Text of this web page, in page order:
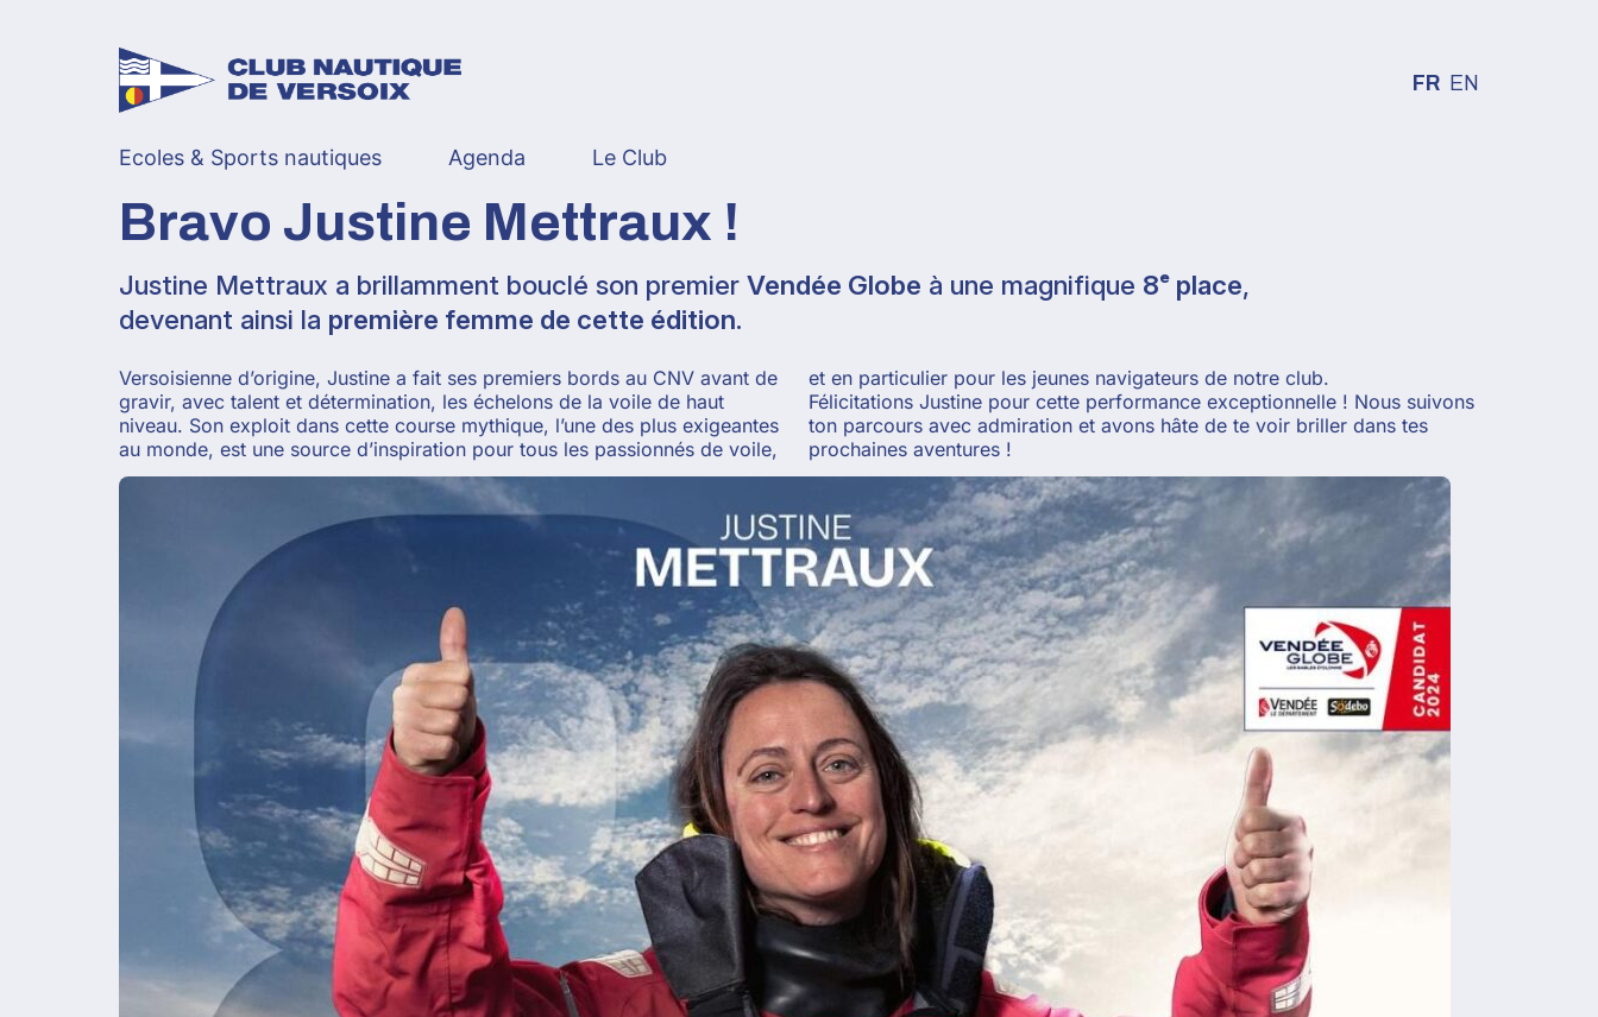
FR EN
Ecoles & Sports nautiques Agenda Le Club
Bravo Justine Mettraux !
Justine Mettraux a brillamment bouclé son premier Vendée Globe à une magnifique 8ᵉ place,
devenant ainsi la première femme de cette édition.
Versoisienne d’origine, Justine a fait ses premiers bords au CNV avant de
gravir, avec talent et détermination, les échelons de la voile de haut
niveau. Son exploit dans cette course mythique, l’une des plus exigeantes
au monde, est une source d’inspiration pour tous les passionnés de voile,
et en particulier pour les jeunes navigateurs de notre club.
Félicitations Justine pour cette performance exceptionnelle ! Nous suivons
ton parcours avec admiration et avons hâte de te voir briller dans tes
prochaines aventures !